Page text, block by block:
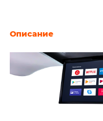
Описание
Отзывов (0)